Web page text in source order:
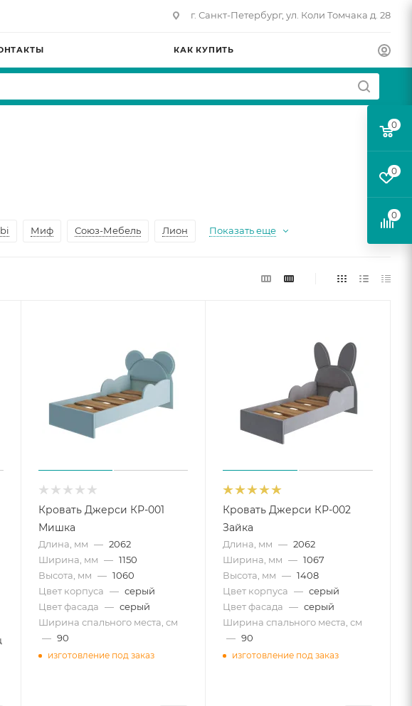
г. Санкт-Петербург, ул. Коли Томчака д. 28
КАК КУПИТЬ
Миф Союз-Мебель Лион Показать еще
Кровать Джерси КР-001
Мишка
Длина, мм — 2062
Ширина, мм — 1150
Высота, мм — 1060
Цвет корпуса — серый
Цвет фасада — серый
Ширина спального места, см
— 90
изготовление под заказ
Кровать Джерси КР-002
Зайка
Длина, мм — 2062
Ширина, мм — 1067
Высота, мм — 1408
Цвет корпуса — серый
Цвет фасада — серый
Ширина спального места, см
— 90
изготовление под заказ
0
0
0